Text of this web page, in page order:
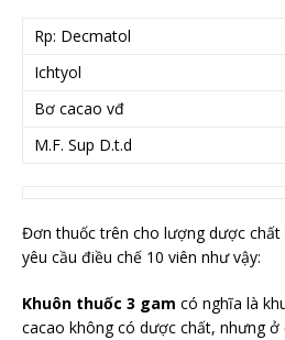
Rp: Decmatol
Ichtyol
Bơ cacao vđ
M.F. Sup D.t.d
Đơn thuốc trên cho lượng dược
yêu cầu điều chế 10 viên như vậy:
Khuôn thuốc 3 gam có nghĩa là
cacao không có dược chất, nhưng